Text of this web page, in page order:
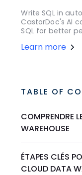
Write SQL in
CastorDoc's AI
SQL for better
Learn more
TABLE OF
COMPRENDRE
WAREHOUSE
ÉTAPES CLÉS
CLOUD DATA